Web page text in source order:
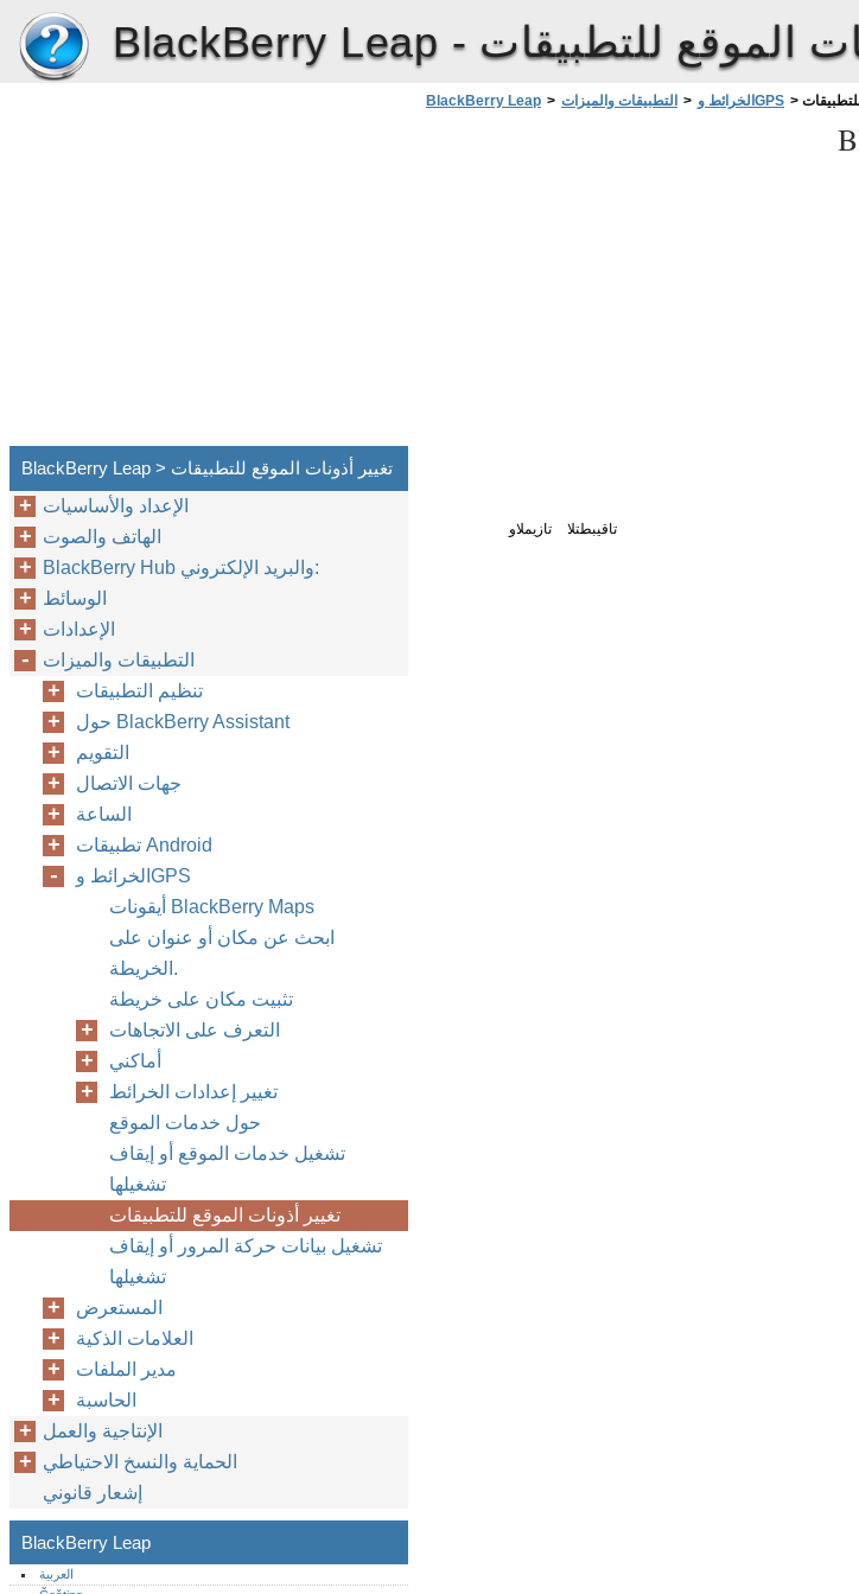
BlackBerry Leap - الموقع للتطبيقات
BlackBerry Leap > التطبيقات والميزات > الخرائط وGPS >
تاقيبطتلا تازيملاو
BlackBerry Leap > تغيير أذونات الموقع للتطبيقات
الإعداد والأساسيات
الهاتف والصوت
BlackBerry Hub والبريد الإلكتروني:
الوسائط
الإعدادات
التطبيقات والميزات
تنظيم التطبيقات
حول BlackBerry Assistant
التقويم
جهات الاتصال
الساعة
تطبيقات Android
الخرائط وGPS
أيقونات BlackBerry Maps
ابحث عن مكان أو عنوان على
الخريطة.
تثبيت مكان على خريطة
التعرف على الاتجاهات
أماكني
تغيير إعدادات الخرائط
حول خدمات الموقع
تشغيل خدمات الموقع أو إيقاف
تشغيلها
تغيير أذونات الموقع للتطبيقات
تشغيل بيانات حركة المرور أو إيقاف
تشغيلها
المستعرض
العلامات الذكية
مدير الملفات
الحاسبة
الإنتاجية والعمل
الحماية والنسخ الاحتياطي
إشعار قانوني
BlackBerry Leap
العربية